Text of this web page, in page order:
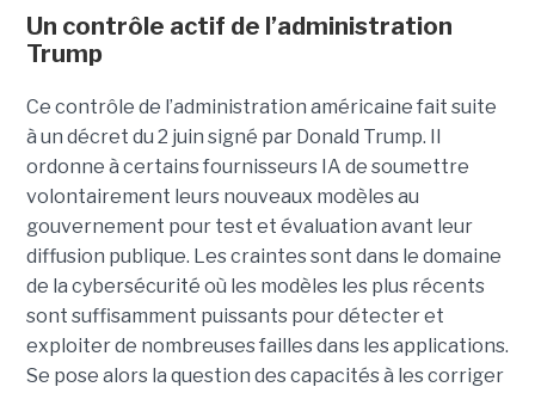
Un contrôle actif de l’administration
Trump
Ce contrôle de l’administration américaine fait suite
à un décret du 2 juin signé par Donald Trump. Il
ordonne à certains fournisseurs IA de soumettre
volontairement leurs nouveaux modèles au
gouvernement pour test et évaluation avant leur
diffusion publique. Les craintes sont dans le domaine
de la cybersécurité où les modèles les plus récents
sont suffisamment puissants pour détecter et
exploiter de nombreuses failles dans les applications.
Se pose alors la question des capacités à les corriger